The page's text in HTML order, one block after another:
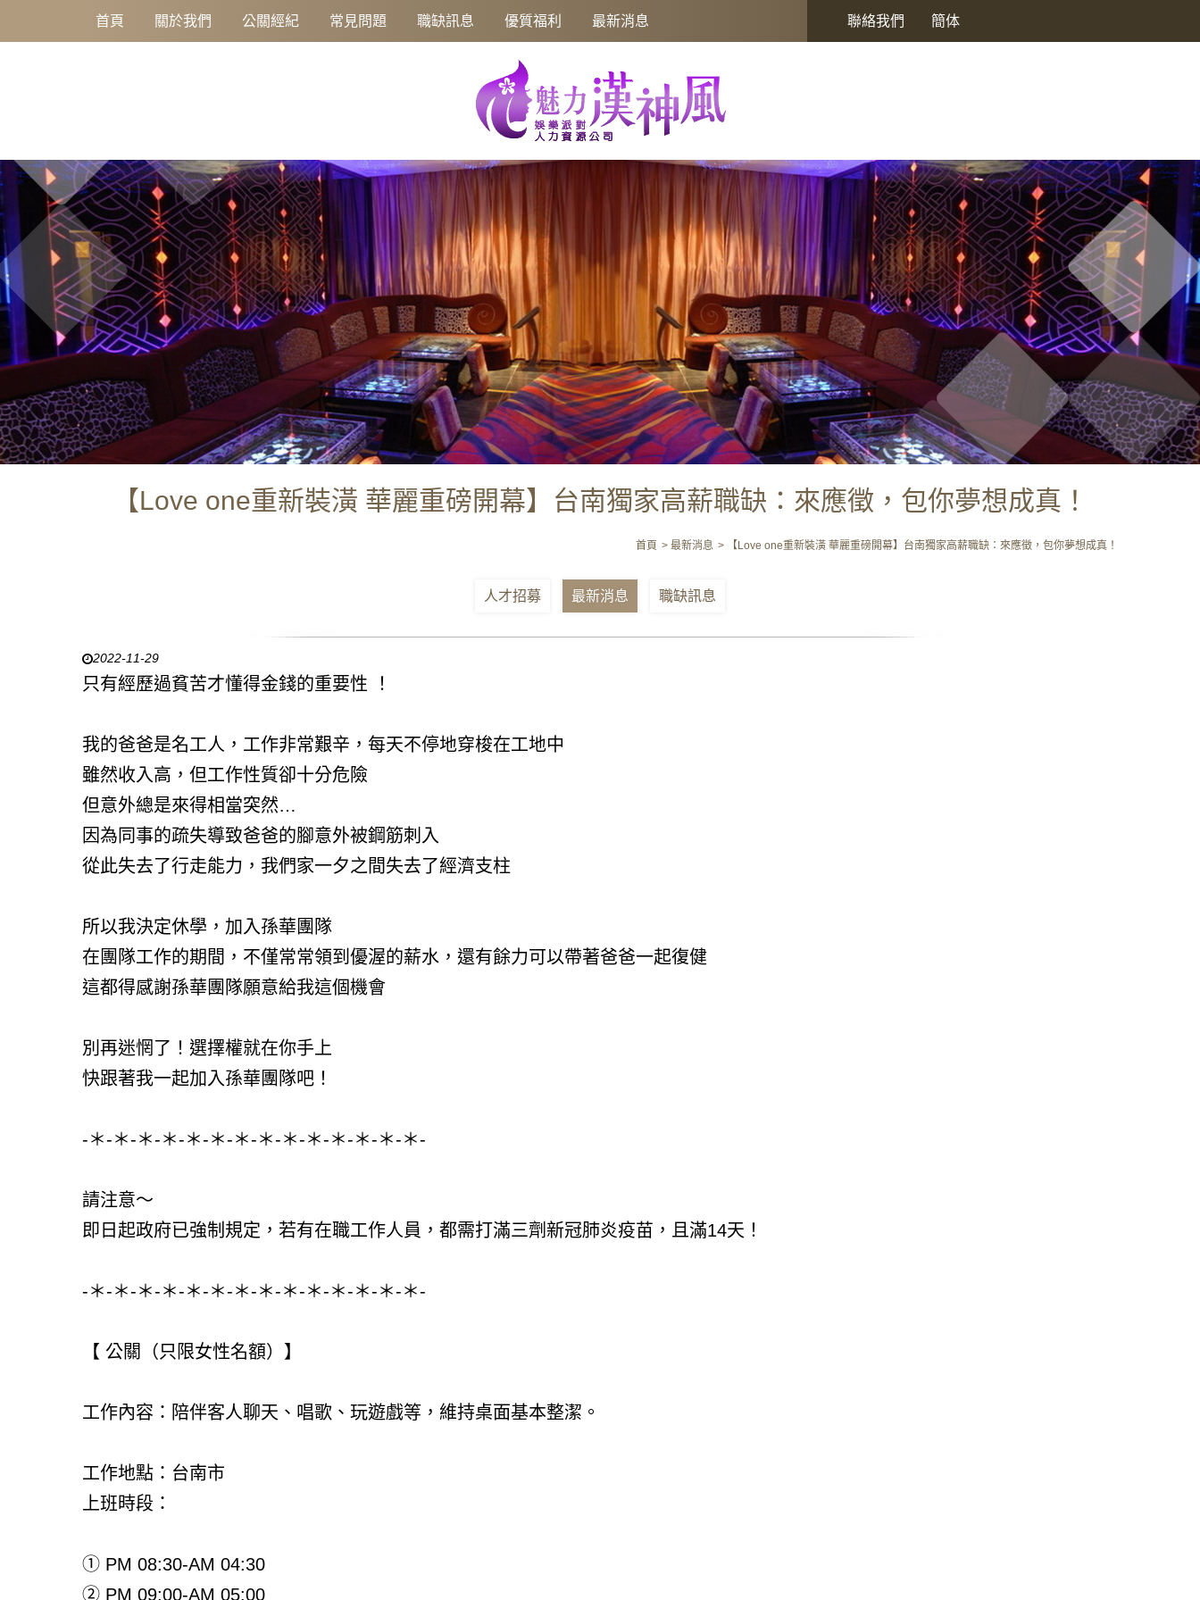
首頁 關於我們 公關經紀 常見問題 職缺訊息 優質福利 最新消息 聯絡我們 簡体
【Love one重新裝潢 華麗重磅開幕】台南獨家高薪職缺：來應徵，包你夢想成真！
首頁 最新消息 【Love one重新裝潢 華麗重磅開幕】台南獨家高薪職缺：來應徵，包你夢想成真！
人才招募 最新消息 職缺訊息
2022-11-29
只有經歷過貧苦才懂得金錢的重要性 ！
我的爸爸是名工人，工作非常艱辛，每天不停地穿梭在工地中
雖然收入高，但工作性質卻十分危險
但意外總是來得相當突然…
因為同事的疏失導致爸爸的腳意外被鋼筋刺入
從此失去了行走能力，我們家一夕之間失去了經濟支柱
所以我決定休學，加入孫華團隊
在團隊工作的期間，不僅常常領到優渥的薪水，還有餘力可以帶著爸爸一起復健
這都得感謝孫華團隊願意給我這個機會
別再迷惘了！選擇權就在你手上
快跟著我一起加入孫華團隊吧！
-＊-＊-＊-＊-＊-＊-＊-＊-＊-＊-＊-＊-＊-＊-
請注意～
即日起政府已強制規定，若有在職工作人員，都需打滿三劑新冠肺炎疫苗，且滿14天！
-＊-＊-＊-＊-＊-＊-＊-＊-＊-＊-＊-＊-＊-＊-
【 公關（只限女性名額）】
工作內容：陪伴客人聊天、唱歌、玩遊戲等，維持桌面基本整潔。
工作地點：台南市
上班時段：
① PM 08:30-AM 04:30
② PM 09:00-AM 05:00